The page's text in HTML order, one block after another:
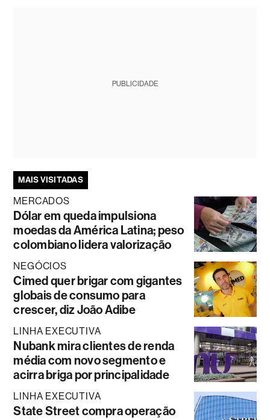
PUBLICIDADE
MAIS VISITADAS
MERCADOS
Dólar em queda impulsiona
moedas da América Latina; peso
colombiano lidera valorização
NEGÓCIOS
Cimed quer brigar com gigantes
globais de consumo para
crescer, diz João Adibe
LINHA EXECUTIVA
Nubank mira clientes de renda
média com novo segmento e
acirra briga por principalidade
LINHA EXECUTIVA
State Street compra operação